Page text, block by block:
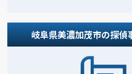
岐阜県美濃加茂市の探偵